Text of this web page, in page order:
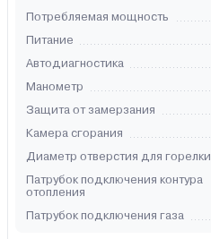
Потребляемая мощность
Питание
Автодиагностика
Манометр
Защита от замерзания
Камера сгорания
Диаметр отверстия для горелки
Патрубок подключения контура
отопления
Патрубок подключения газа